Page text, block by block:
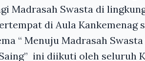
Madrasah Swasta di
di Aula Kankemenag
“ Menuju Madrasah
ini diikuti oleh seluruh